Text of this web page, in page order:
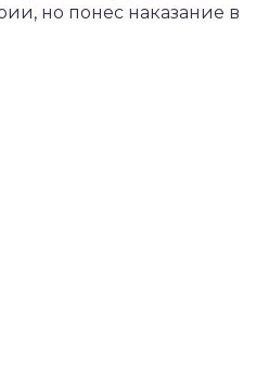
но понес наказание в